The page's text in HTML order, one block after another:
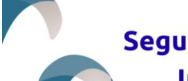
programas
Informativos-
preventivos